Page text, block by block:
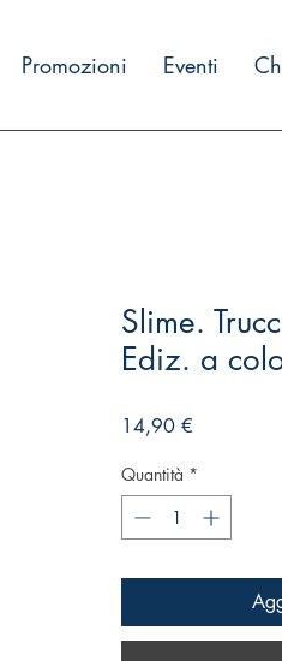
Promozioni Eventi
Slime.
Ediz. a
14,90 €Prezzo
Quantità *